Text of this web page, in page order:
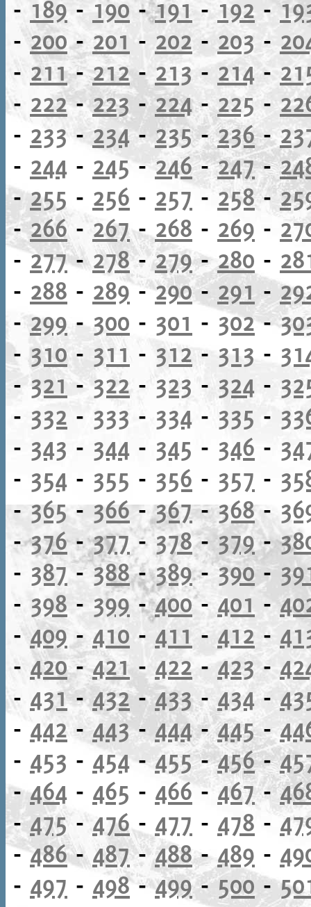
- 189- 190 -191- 192 -
-200-201 - 202 - 203 -
- 211-212-213- 214-
- 222-223-224- 225-
- 233 -234- 235-236-
- 244 - 245-246-247-
-255 - 256 - 257 - 258-
-266 - 267- 268 - 269 -
-277-278-279-280 -
- 288 - 289-290-291 -
-299 - 300 - 301 - 302-
-310-311 - 312- 313 -
-321 -322 - 323 - 324 -
- 332 - 333 - 334 - 335 -
- 343 - 344 - 345 - 346 -
- 354 - 355 - 356 - 357 -
-365-366-367-368-
-376-377-378-379-
- 387-388-389-390-
- 398 - 399-400- 401 -
-409 -410 - 411 - 412 -
- 420-421-422 - 423 -
- 431-432-433- 434-
- 442 -443- 444-445-
- 453 - 454-455-456-
-464 - 465 - 466- 467-
-475-476- 477 - 478 -
-486-487-488-489 -
- 497 - 498-499-500-